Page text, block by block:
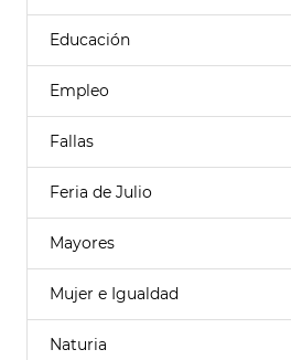
Educación
Empleo
Fallas
Feria de Julio
Mayores
Mujer e Igualdad
Naturia